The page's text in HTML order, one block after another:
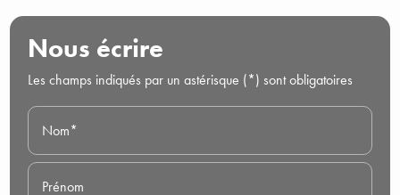
Nous écrire
Les champs indiqués par un astérisque (*) sont obligatoires
Nom*
Prénom